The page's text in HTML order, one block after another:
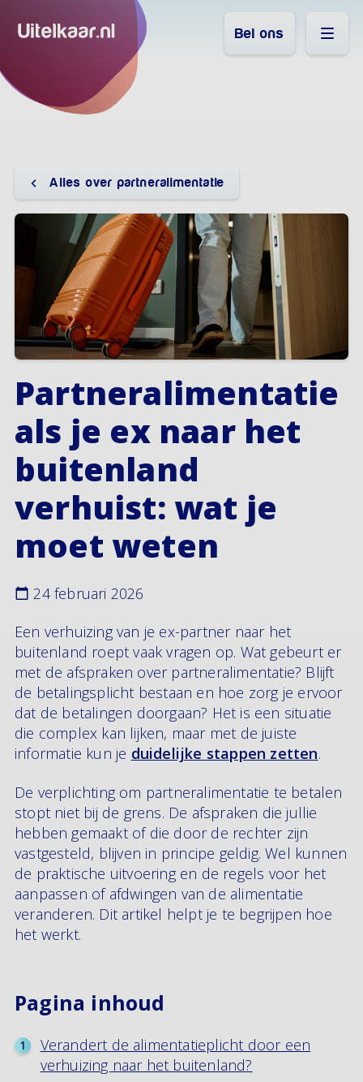
Bel ons
Alles over partneralimentatie
Partneralimentatie
als je ex naar het
buitenland
verhuist: wat je
moet weten
24 februari 2026
Een verhuizing van je ex-partner naar het
buitenland roept vaak vragen op. Wat gebeurt er
met de afspraken over partneralimentatie? Blijft
de betalingsplicht bestaan en hoe zorg je ervoor
dat de betalingen doorgaan? Het is een situatie
die complex kan lijken, maar met de juiste
informatie kun je duidelijke stappen zetten.
De verplichting om partneralimentatie te betalen
stopt niet bij de grens. De afspraken die jullie
hebben gemaakt of die door de rechter zijn
vastgesteld, blijven in principe geldig. Wel kunnen
de praktische uitvoering en de regels voor het
aanpassen of afdwingen van de alimentatie
veranderen. Dit artikel helpt je te begrijpen hoe
het werkt.
Pagina inhoud
Verandert de alimentatieplicht door een
verhuizing naar het buitenland?